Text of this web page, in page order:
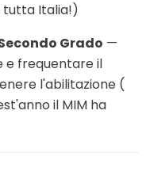
tutta Italia!)
Grado —
e frequentare il
l'abilitazione (
il MIM ha